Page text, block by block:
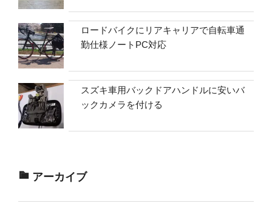
ロードバイクにリアキャリアで自転車通
勤仕様ノートPC対応
スズキ車用バックドアハンドルに安いバ
ックカメラを付ける
アーカイブ